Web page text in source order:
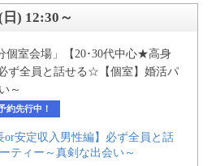
) 12:30～
約先行中！
or安定収入男性編】必ず全員と話
ティー～真剣な出会い～